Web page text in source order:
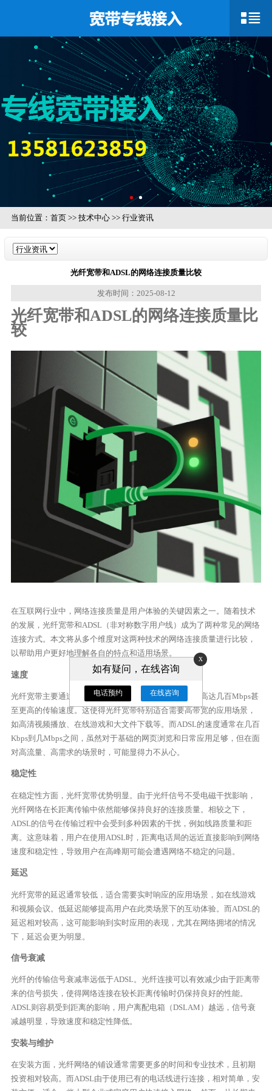
当前位置： 首页>> 技术中心>> 行业资讯
光纤宽带和ADSL的网络连接质量比较
发布时间：2025-08-12
光纤宽带和ADSL的网络连接质量比
较
在互联网行业中，网络连接质量是用户体验的关键因素之一。随着技术
的发展，光纤宽带和ADSL（非对称数字用户线）成为了两种常见的网络
连接方式。本文将从多个维度对这两种技术的网络连接质量进行比较，
以帮助用户更好地理解各自的特点和适用场景。
速度
光纤宽带主要通过光纤传输信号，其带宽较大，能提供高达几百Mbps甚
至更高的传输速度。这使得光纤宽带特别适合需要高带宽的应用场景，
如高清视频播放、在线游戏和大文件下载等。而ADSL的速度通常在几百
Kbps到几Mbps之间，虽然对于基础的网页浏览和日常应用足够，但在面
对高流量、高需求的场景时，可能显得力不从心。
稳定性
在稳定性方面，光纤宽带优势明显。由于光纤信号不受电磁干扰影响，
光纤网络在长距离传输中依然能够保持良好的连接质量。相较之下，
ADSL的信号在传输过程中会受到多种因素的干扰，例如线路质量和距
离。这意味着，用户在使用ADSL时，距离电话局的远近直接影响到网络
速度和稳定性，导致用户在高峰期可能会遭遇网络不稳定的问题。
延迟
光纤宽带的延迟通常较低，适合需要实时响应的应用场景，如在线游戏
和视频会议。低延迟能够提高用户在此类场景下的互动体验。而ADSL的
延迟相对较高，这可能影响到实时应用的表现，尤其在网络拥堵的情况
下，延迟会更为明显。
信号衰减
光纤的传输信号衰减率远低于ADSL。光纤连接可以有效减少由于距离带
来的信号损失，使得网络连接在较长距离传输时仍保持良好的性能。
ADSL则容易受到距离的影响，用户离配电箱（DSLAM）越远，信号衰
减越明显，导致速度和稳定性降低。
安装与维护
在安装方面，光纤网络的铺设通常需要更多的时间和专业技术，且初期
投资相对较高。而ADSL由于使用已有的电话线进行连接，相对简单，安
x
如有疑问，在线咨询
电话预约 在线咨询